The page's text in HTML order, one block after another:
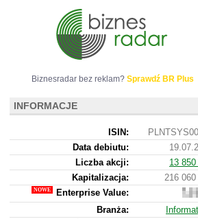
Biznesradar bez reklam? Sprawdź BR Plus
INFORMACJE
ISIN:
Data debiutu:
Liczba akcji:
13
Kapitalizacja:
216 060
Enterprise Value:
Branża: